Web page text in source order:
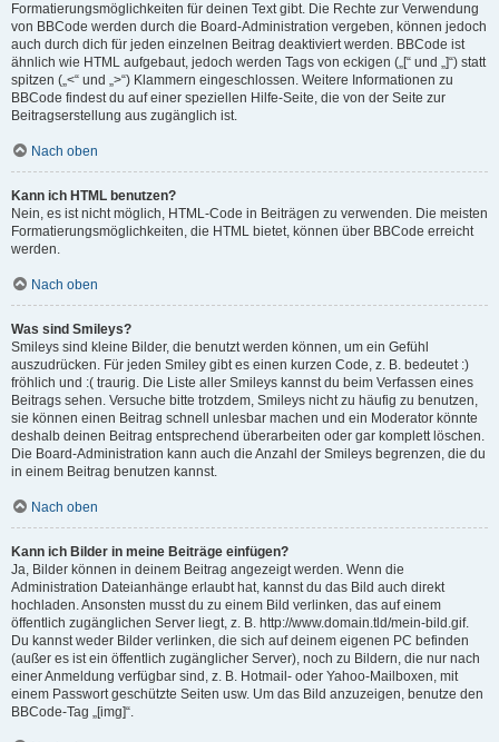
Formatierungsmöglichkeiten für deinen Text gibt. Die Rechte zur Verwendung
von BBCode werden durch die Board-Administration vergeben, können jedoch
auch durch dich für jeden einzelnen Beitrag deaktiviert werden. BBCode ist
ähnlich wie HTML aufgebaut, jedoch werden Tags von eckigen („[“ und „]“) statt
spitzen („<“ und „>“) Klammern eingeschlossen. Weitere Informationen zu
BBCode findest du auf einer speziellen Hilfe-Seite, die von der Seite zur
Beitragserstellung aus zugänglich ist.
Nach oben
Kann ich HTML benutzen?
Nein, es ist nicht möglich, HTML-Code in Beiträgen zu verwenden. Die meisten
Formatierungsmöglichkeiten, die HTML bietet, können über BBCode erreicht
werden.
Nach oben
Was sind Smileys?
Smileys sind kleine Bilder, die benutzt werden können, um ein Gefühl
auszudrücken. Für jeden Smiley gibt es einen kurzen Code, z. B. bedeutet :)
fröhlich und :( traurig. Die Liste aller Smileys kannst du beim Verfassen eines
Beitrags sehen. Versuche bitte trotzdem, Smileys nicht zu häufig zu benutzen,
sie können einen Beitrag schnell unlesbar machen und ein Moderator könnte
deshalb deinen Beitrag entsprechend überarbeiten oder gar komplett löschen.
Die Board-Administration kann auch die Anzahl der Smileys begrenzen, die du
in einem Beitrag benutzen kannst.
Nach oben
Kann ich Bilder in meine Beiträge einfügen?
Ja, Bilder können in deinem Beitrag angezeigt werden. Wenn die
Administration Dateianhänge erlaubt hat, kannst du das Bild auch direkt
hochladen. Ansonsten musst du zu einem Bild verlinken, das auf einem
öffentlich zugänglichen Server liegt, z. B. http://www.domain.tld/mein-bild.gif.
Du kannst weder Bilder verlinken, die sich auf deinem eigenen PC befinden
(außer es ist ein öffentlich zugänglicher Server), noch zu Bildern, die nur nach
einer Anmeldung verfügbar sind, z. B. Hotmail- oder Yahoo-Mailboxen, mit
einem Passwort geschützte Seiten usw. Um das Bild anzuzeigen, benutze den
BBCode-Tag „[img]“.